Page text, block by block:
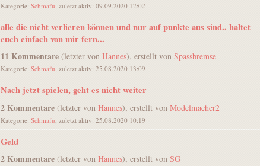
Kategorie: Schmafu , zuletzt aktiv: 09.09.2020 12:02
alle die nicht verlieren können und nur auf punkte aus sind.. haltet
euch einfach von mir fern...
11 Kommentare(letzter von Hannes), erstellt von Spassbremse
Kategorie: Schmafu, zuletzt aktiv: 25.08.2020 13:09
Nach jetzt spielen, geht es nicht weiter
2 Kommentare(letzter von Hannes), erstellt von Modelmacher2
Kategorie: Schmafu , zuletzt aktiv: 25.08.2020 10:19
Geld
2 Kommentare(letzter von Hannes), erstellt von SG